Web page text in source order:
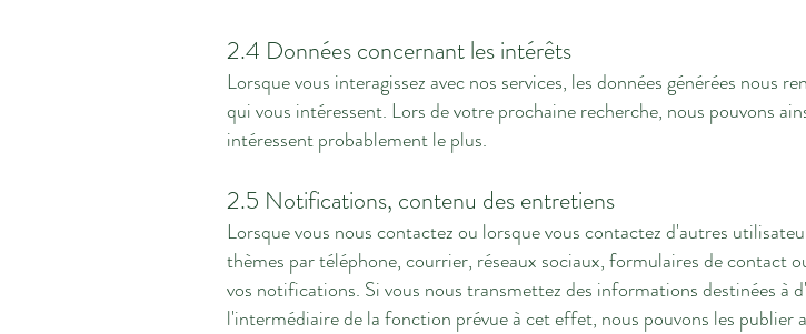
2.4 Données concernant les intérêts
Lorsque vous interagissez avec nos services, les données générées nous
qui vous intéressent. Lors de votre prochaine recherche, nous pouvons
intéressent probablement le plus.
2.5 Notifications, contenu des entretiens
Lorsque vous nous contactez ou lorsque vous contactez d'autres
thèmes par téléphone, courrier, réseaux sociaux, formulaires de contact
vos notifications. Si vous nous transmettez des informations destinées à
l'intermédiaire de la fonction prévue à cet effet, nous pouvons les publier